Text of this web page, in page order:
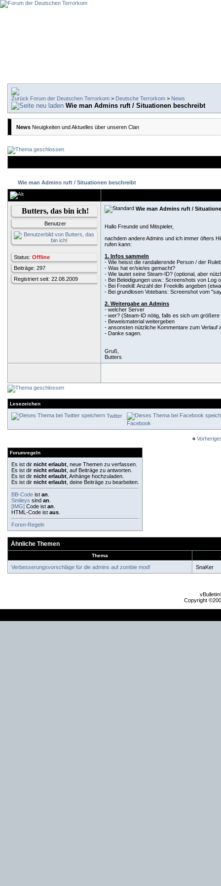
Forum der Deutschen Terrorkom > Deutsche Terrorkom > News
Wie man Admins ruft / Situationen beschreibt
News Neuigkeiten und Aktuelles über unseren Clan
Wie man Admins ruft / Situationen beschreibt
Butters, das bin ich!
Benutzer
Status: Offline
Beiträge: 297
Registriert seit: 22.08.2009
Wie man Admins ruft /
Hallo Freunde und Mitspieler,
nachdem andere Admins und ich immer öfters
rufen kann:
1. Infos sammeln
- Wie heisst die randalierende Person / der
- Was hat er/sie/es gemacht?
- Wie lautet seine Steam-ID? (optional, aber
- Bei Beleidigungen usw.: Screenshots von Log
- Bei Freekill: Anzahl der Freekills angeben
- Bei grundlosen Votebans: Screenshot vom
2. Weitergabe an Admins
- welcher Server
- wer? (Steam-ID nötig, falls es sich um größere
- Beweismaterial weitergeben
- ansonsten nützliche Kommentare zum
- Danke sagen.
Gruß,
Butters
Lesezeichen
Twitter
Facebook
«
Forumregeln
Es ist dir nicht erlaubt , neue Themen zu verfassen.
Es ist dir nicht erlaubt , auf Beiträge zu antworten.
Es ist dir nicht erlaubt , Anhänge hochzuladen.
Es ist dir nicht erlaubt , deine Beiträge zu bearbeiten.
BB-Code ist an
Smileys sind an
[IMG] Code ist an
HTML-Code ist aus
Foren-Regeln
Ähnliche Themen
Thema
Verbesserungsvorschläge für die admins auf zombie mod! SnaKer
Copyright